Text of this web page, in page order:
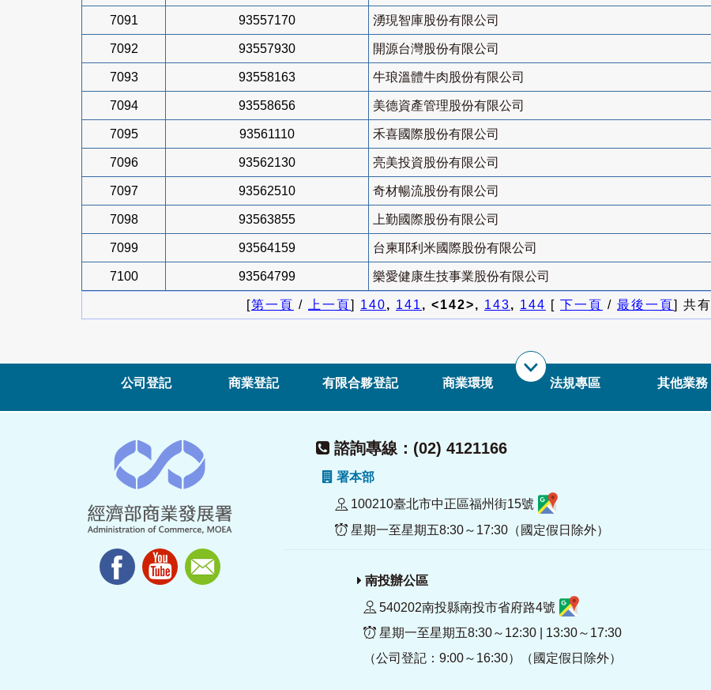
7091 93557170 湧現智庫股份有限公司
7092 93557930 開源台灣股份有限公司
7093 93558163 牛琅溫體牛肉股份有限公司
7094 93558656 美德資產管理股份有限公司
7095 93561110 禾喜國際股份有限公司
7096 93562130 亮美投資股份有限公司
7097 93562510 奇材暢流股份有限公司
7098 93563855 上勤國際股份有限公司
7099 93564159 台柬耶利米國際股份有限公司
7100 93564799 樂愛健康生技事業股份有限公司
[第一頁 / 上一頁] 140, 141, <142>, 143, 144 [ 下一頁 / 最後一頁] 共有
公司登記 商業登記 有限合夥登記 商業環境 法規專區 其他業務
諮詢專線：(02) 4121166
署本部
100210臺北市中正區福州街15號
星期一至星期五8:30～17:30（國定假日除外）
南投辦公區
540202南投縣南投市省府路4號
星期一至星期五8:30～12:30 | 13:30～17:30
（公司登記：9:00～16:30）（國定假日除外）